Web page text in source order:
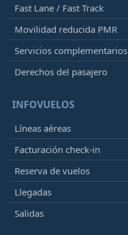
Fast Lane / Fast Track
Movilidad reducida PMR
Servicios complementarios
Derechos del pasajero
INFOVUELOS
Líneas aéreas
Facturación check-in
Reserva de vuelos
Llegadas
Salidas